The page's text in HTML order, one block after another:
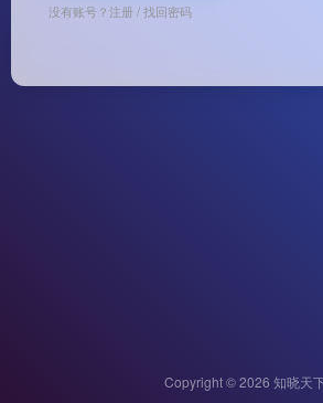
没有账号？注册/找回密码
Copyright © 2026 知晓天